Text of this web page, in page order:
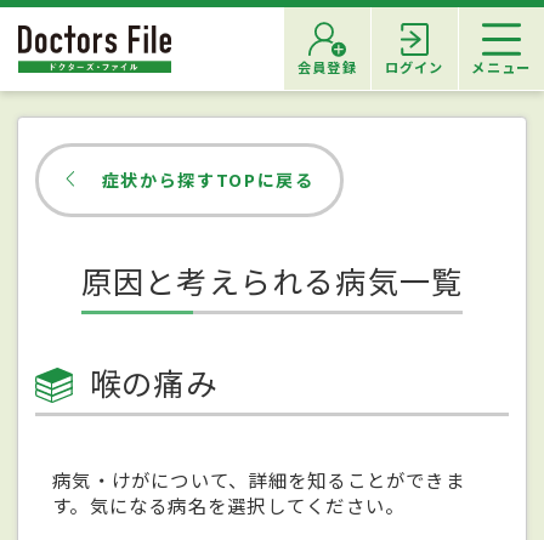
会員登録 ログイン メニュー
症状から探すTOPに戻る
原因と考えられる病気一覧
喉の痛み
病気・けがについて、詳細を知ることができま
す。気になる病名を選択してください。